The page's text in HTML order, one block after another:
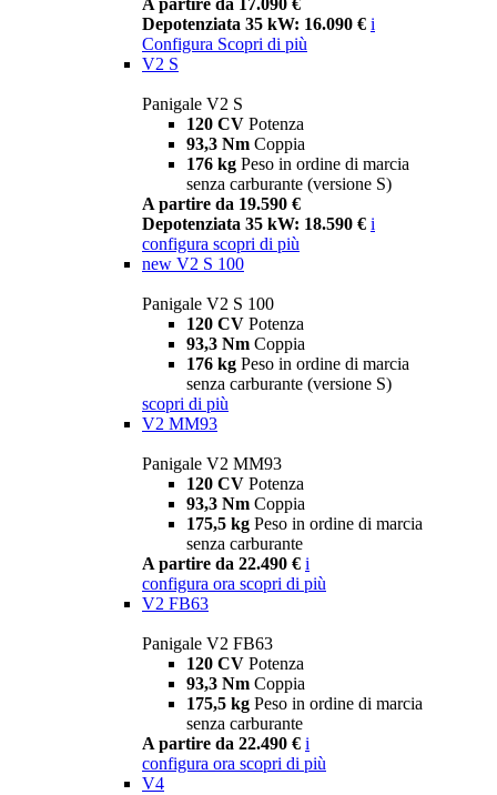
A partire da 17.090 €
Depotenziata 35 kW: 16.090 € i
Configura Scopri di più
V2 S
Panigale V2 S
120 CV Potenza
93,3 Nm Coppia
176 kg Peso in ordine di marcia
senza carburante (versione S)
A partire da 19.590 €
Depotenziata 35 kW: 18.590 € i
configura scopri di più
new V2 S 100
Panigale V2 S 100
120 CV Potenza
93,3 Nm Coppia
176 kg Peso in ordine di marcia
senza carburante (versione S)
scopri di più
V2 MM93
Panigale V2 MM93
120 CV Potenza
93,3 Nm Coppia
175,5 kg Peso in ordine di marcia
senza carburante
A partire da 22.490 € i
configura ora scopri di più
V2 FB63
Panigale V2 FB63
120 CV Potenza
93,3 Nm Coppia
175,5 kg Peso in ordine di marcia
senza carburante
A partire da 22.490 € i
configura ora scopri di più
V4